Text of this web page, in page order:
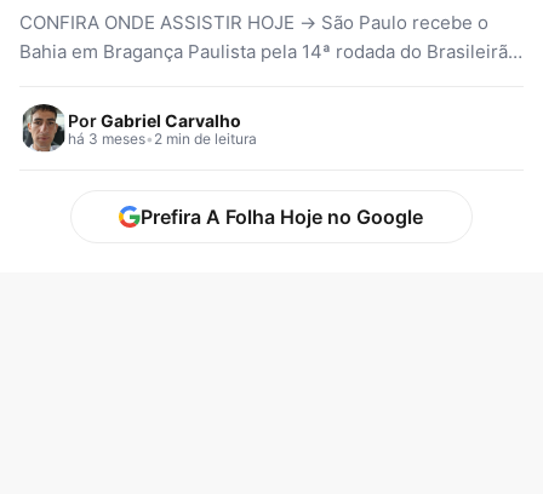
CONFIRA ONDE ASSISTIR HOJE → São Paulo recebe o
Bahia em Bragança Paulista pela 14ª rodada do Brasileirão,
PorGabriel Carvalho
há 3 meses• 2 min de leitura
Prefira A Folha Hoje no Google